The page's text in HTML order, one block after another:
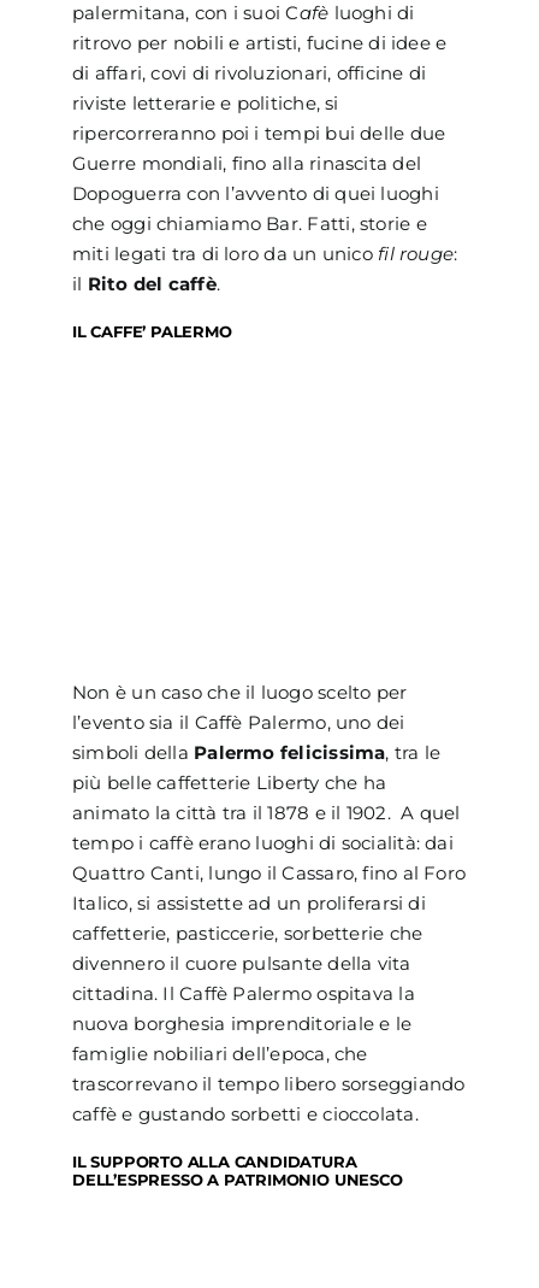
palermitana, con i suoi Cafè luoghi di
ritrovo per nobili e artisti, fucine di idee e
di affari, covi di rivoluzionari, officine di
riviste letterarie e politiche, si
ripercorreranno poi i tempi bui delle due
Guerre mondiali, fino alla rinascita del
Dopoguerra con l’avvento di quei luoghi
che oggi chiamiamo Bar. Fatti, storie e
miti legati tra di loro da un unico fil rouge:
il Rito del caffè.
IL CAFFE’ PALERMO
Non è un caso che il luogo scelto per
l’evento sia il Caffè Palermo, uno dei
simboli della Palermo felicissima, tra le
più belle caffetterie Liberty che ha
animato la città tra il 1878 e il 1902. A quel
tempo i caffè erano luoghi di socialità: dai
Quattro Canti, lungo il Cassaro, fino al Foro
Italico, si assistette ad un proliferarsi di
caffetterie, pasticcerie, sorbetterie che
divennero il cuore pulsante della vita
cittadina. Il Caffè Palermo ospitava la
nuova borghesia imprenditoriale e le
famiglie nobiliari dell’epoca, che
trascorrevano il tempo libero sorseggiando
caffè e gustando sorbetti e cioccolata.
IL SUPPORTO ALLA CANDIDATURA
DELL’ESPRESSO A PATRIMONIO UNESCO